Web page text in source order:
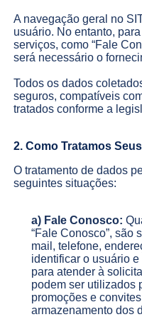
A navegação geral no
usuário. No entanto,
serviços, como “Fale
será necessário o
Todos os dados
seguros, compatíveis
tratados conforme a
2. Como Tratamos
O tratamento de dados
seguintes situações:
a) Fale Conosco:
“Fale Conosco”, são
mail, telefone,
identificar o usuário
para atender à
podem ser utilizados
promoções e
armazenamento dos